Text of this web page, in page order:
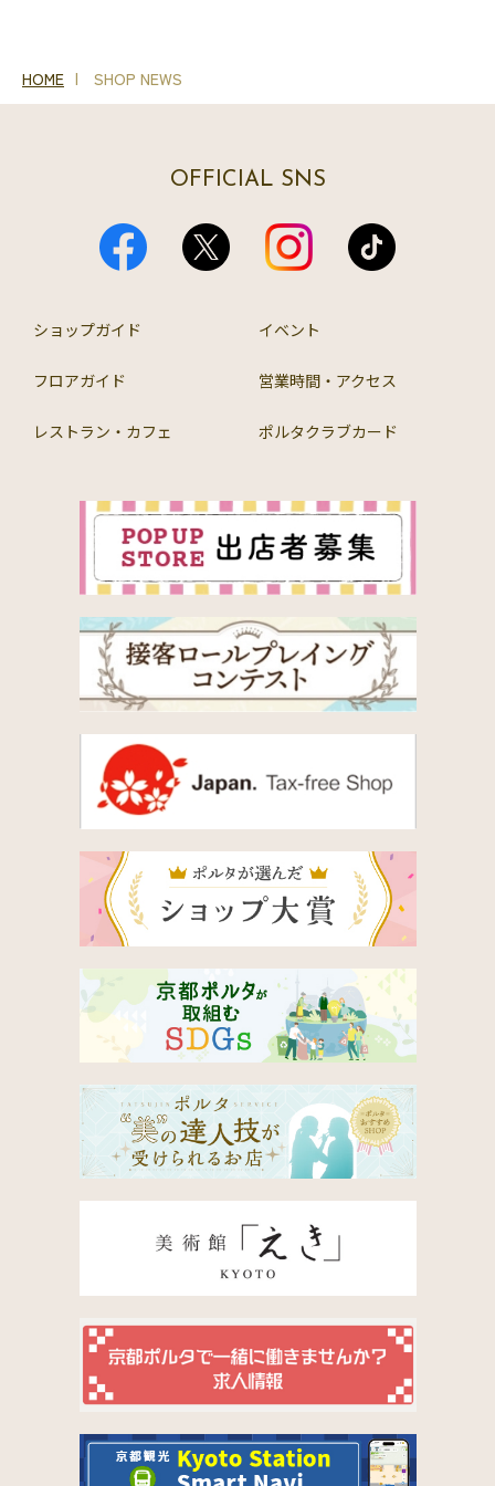
HOME SHOP NEWS
OFFICIAL SNS
ショップガイド イベント
フロアガイド 営業時間・アクセス
レストラン・カフェ ポルタクラブカード